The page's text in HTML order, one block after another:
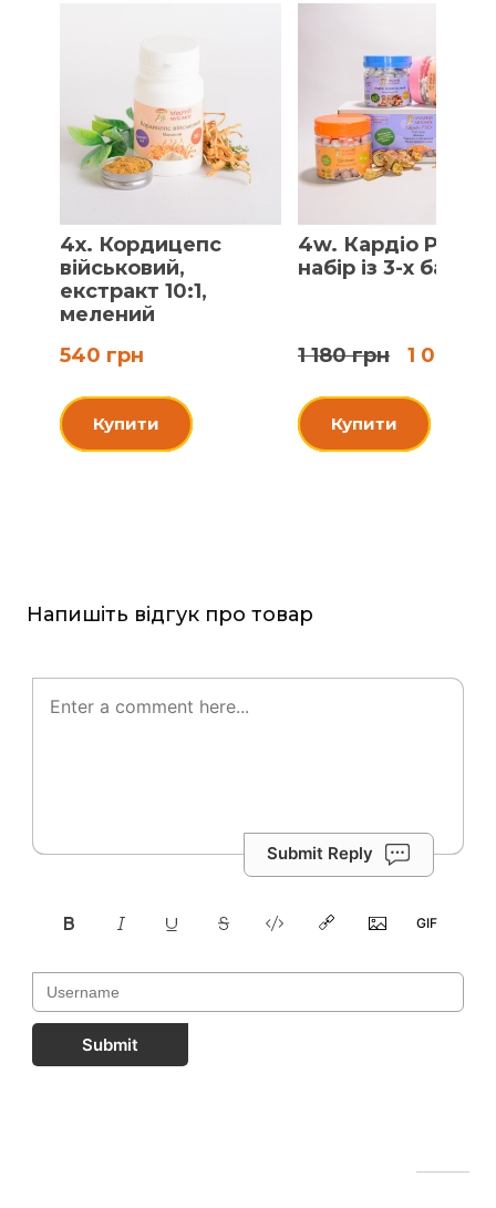
4x. Кордицепс
військовий,
екстракт 10:1,
мелений
540 грн
Купити
4w. Кардіо PRO,
набір із 3-х
1 180 грн 1 080
Купити
Напишіть відгук про товар
Submit Reply
Submit